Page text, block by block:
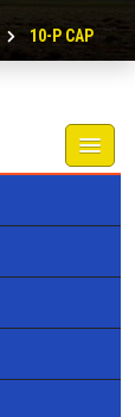
10-Р САР